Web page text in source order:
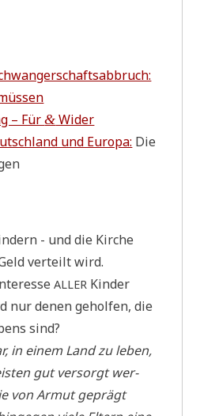
– Für& Wider
und Euro­pa: Die
- und die Kir­che
ver­teilt wird.
ALLER Kin­der
nur denen gehol­fen, die
sind?
in einem Land zu leben,
gut ver­sorgt wer­
von Armut geprägt